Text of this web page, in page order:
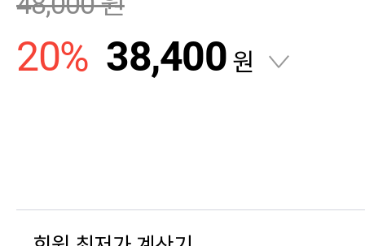
20% 38,400 원